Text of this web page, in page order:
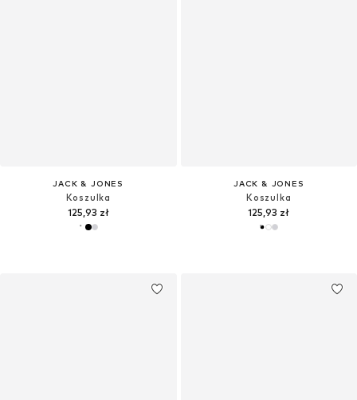
JACK & JONES
Koszulka
125,93 zł
JACK & JONES
Koszulka
125,93 zł